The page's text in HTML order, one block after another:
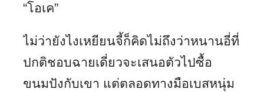
“โอเค”
ไม่ว่ายังไงเหยียนจี้ก็คิดไม่ถึงว่าหนานอี่ที่
ปกติชอบฉายเดี่ยวจะเสนอตัวไปซื้อ
ขนมปังกับเขา แต่ตลอดทางมือเบสหนุ่ม